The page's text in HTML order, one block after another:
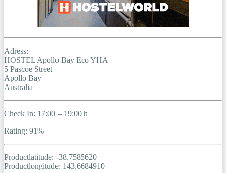
Adress:
HOSTEL Apollo Bay Eco YHA
5 Pascoe Street
Apollo Bay
Australia
Check In: 17:00 – 19:00 h
Rating: 91%
Productlatitude: -38.7585620
Productlongitude: 143.6684910